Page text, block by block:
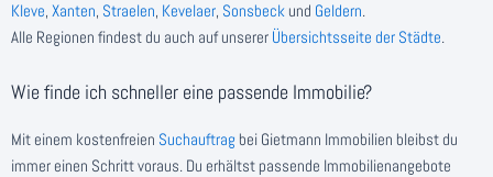
Kleve, Xanten, Straelen, Kevelaer, Sonsbeck und Geldern.
Alle Regionen findest du auch auf unserer Übersichtsseite der Städte.
Wie finde ich schneller eine passende Immobilie?
Mit einem kostenfreien Suchauftrag bei Gietmann Immobilien bleibst du
immer einen Schritt voraus. Du erhältst passende Immobilienangebote